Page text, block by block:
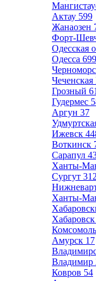
Актау 599
Жанаозен
Форт-
Одесская
Одесса 699
Чеченская
Грозный
Гудермес
Аргун 37
Ижевск
Воткинск
Сарапул
Ханты-
Сургут 312
Ханты-
Хабаровск
Амурск 17
Владимир
Ковров 54